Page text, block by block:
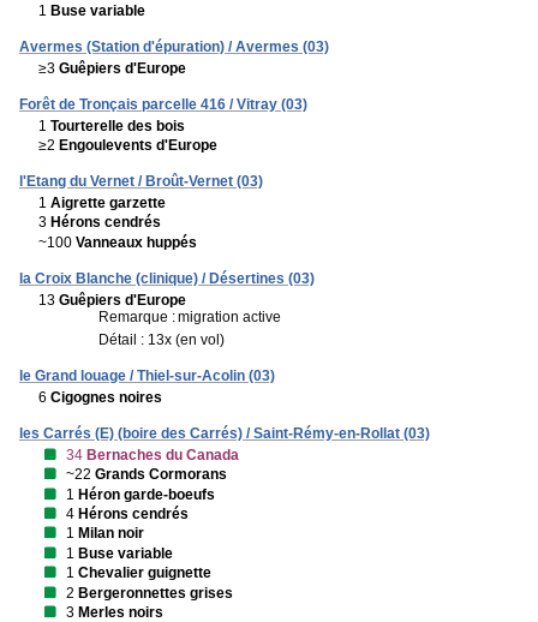
1 Buse variable
Avermes (Station d'épuration) / Avermes (03)
≥3 Guêpiers d'Europe
Forêt de Tronçais parcelle 416 / Vitray (03)
1 Tourterelle des bois
≥2 Engoulevents d'Europe
l'Etang du Vernet / Broût-Vernet (03)
1 Aigrette garzette
3 Hérons cendrés
~100 Vanneaux huppés
la Croix Blanche (clinique) / Désertines (03)
13 Guêpiers d'Europe
Remarque :migration active
Détail : 13x (en vol)
le Grand louage / Thiel-sur-Acolin (03)
6 Cigognes noires
les Carrés (E) (boire des Carrés) / Saint-Rémy-en-Rollat (03)
34 Bernaches du Canada
~22 Grands Cormorans
1 Héron garde-boeufs
4 Hérons cendrés
1 Milan noir
1 Buse variable
1 Chevalier guignette
2 Bergeronnettes grises
3 Merles noirs